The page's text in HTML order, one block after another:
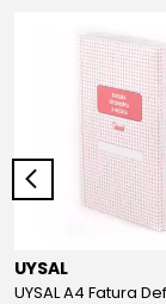
UYSAL